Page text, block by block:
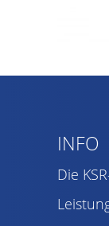
INFO
Die